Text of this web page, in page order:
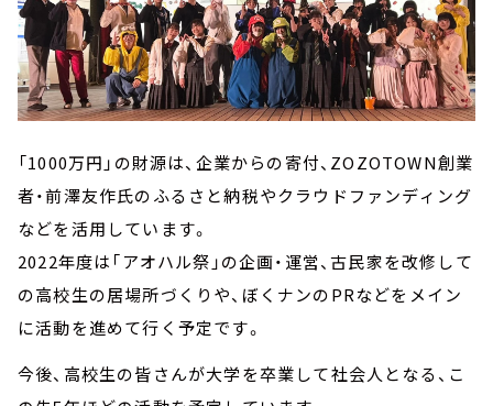
「1000万円」の財源は、企業からの寄付、ZOZOTOWN創業
者・前澤友作氏のふるさと納税やクラウドファンディング
などを活用しています。
2022年度は「アオハル祭」の企画・運営、古民家を改修して
の高校生の居場所づくりや、ぼくナンのPRなどをメイン
に活動を進めて行く予定です。
今後、高校生の皆さんが大学を卒業して社会人となる、こ